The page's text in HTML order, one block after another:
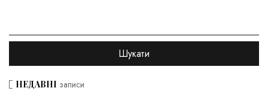
НЕДАВНІ записи